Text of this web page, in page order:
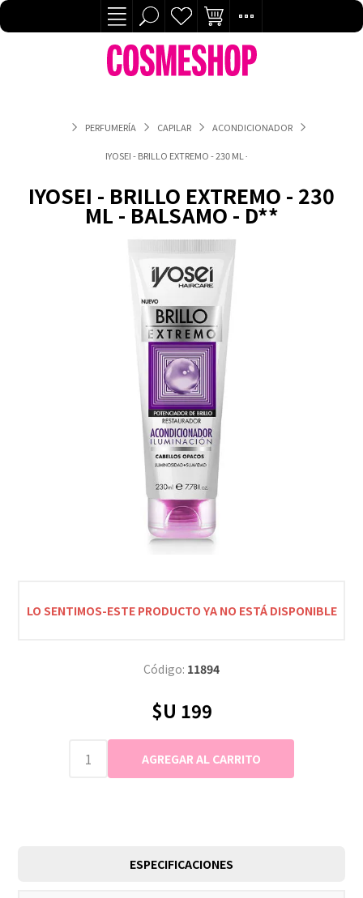
PERFUMERÍA CAPILAR ACONDICIONADOR
IYOSEI - BRILLO EXTREMO - 230 ML - BALSAMO - D**
IYOSEI - BRILLO EXTREMO - 230
ML - BALSAMO - D**
LO SENTIMOS-ESTE PRODUCTO YA NO ESTÁ DISPONIBLE
Código: 11894
$U 199
ESPECIFICACIONES